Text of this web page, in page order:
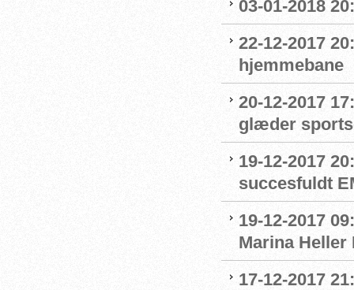
03-01-2018
22-12-2017
hjemmebane
20-12-2017
glæder
19-12-2017
succesfuldt
19-12-2017
Marina Heller
17-12-2017